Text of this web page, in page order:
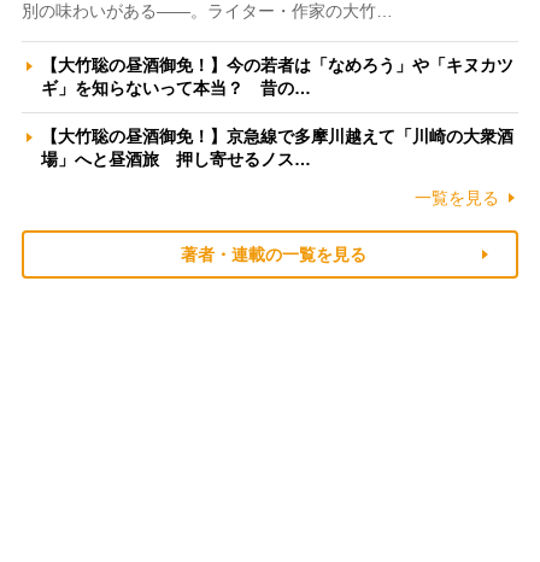
別の味わいがある――。ライター・作家の大竹…
【大竹聡の昼酒御免！】今の若者は「なめろう」や「キヌカツ
ギ」を知らないって本当？ 昔の…
【大竹聡の昼酒御免！】京急線で多摩川越えて「川崎の大衆酒
場」へと昼酒旅 押し寄せるノス…
一覧を見る
著者・連載の一覧を見る